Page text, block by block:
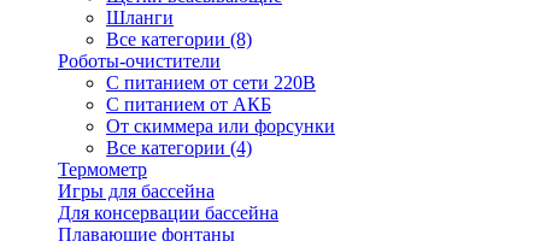
Шланги
Все категории (8)
Роботы-очистители
С питанием от сети 220В
С питанием от АКБ
От скиммера или форсунки
Все категории (4)
Термометр
Игры для бассейна
Для консервации бассейна
Плавающие фонтаны